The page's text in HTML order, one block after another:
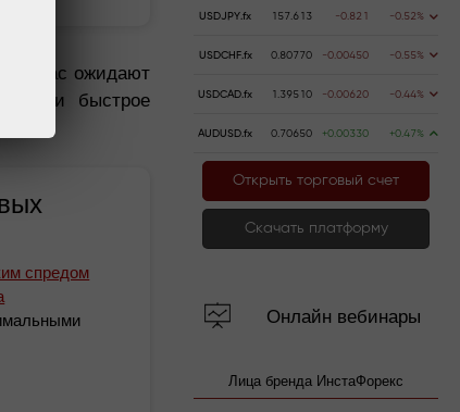
вас ожидают
но и быстрое
спредом
USDJPY.fx 157.613 -0.821 -0.52%
USDCHF.fx 0.80770 -0.00450 -0.55%
USDCAD.fx 1.39510 -0.00620 -0.44%
AUDUSD.fx 0.70650 +0.00330 +0.47%
Открыть торговый счет
Скачать платформу
Онлайн вебинары
Лица бренда ИнстаФорекс